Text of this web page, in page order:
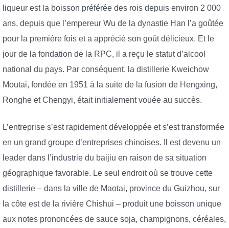
liqueur est la boisson préférée des rois depuis environ 2 000
ans, depuis que l’empereur Wu de la dynastie Han l’a goûtée
pour la première fois et a apprécié son goût délicieux. Et le
jour de la fondation de la RPC, il a reçu le statut d’alcool
national du pays. Par conséquent, la distillerie Kweichow
Moutai, fondée en 1951 à la suite de la fusion de Hengxing,
Ronghe et Chengyi, était initialement vouée au succès.
L’entreprise s’est rapidement développée et s’est transformée
en un grand groupe d’entreprises chinoises. Il est devenu un
leader dans l’industrie du baijiu en raison de sa situation
géographique favorable. Le seul endroit où se trouve cette
distillerie – dans la ville de Maotai, province du Guizhou, sur
la côte est de la rivière Chishui – produit une boisson unique
aux notes prononcées de sauce soja, champignons, céréales,